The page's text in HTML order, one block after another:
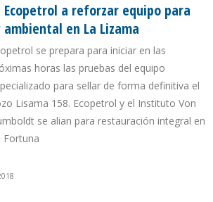
a reforzar equipo para
en La Lizama
se prepara para iniciar en las
horas las pruebas del equipo
para sellar de forma definitiva el
Lisama 158. Ecopetrol y el Instituto Von
se alian para restauración integral en
Fortuna